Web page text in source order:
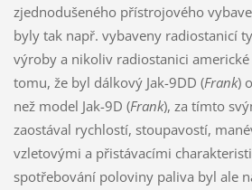
zjednodušeného přístrojového
byly tak např. vybaveny radiostanicí
výroby a nikoliv radiostanici
tomu, že byl dálkový Jak-9DD (Frank)
než model Jak-9D (Frank), za tímto
zaostával rychlostí, stoupavostí,
vzletovými a přistávacími
spotřebování poloviny paliva byl ale